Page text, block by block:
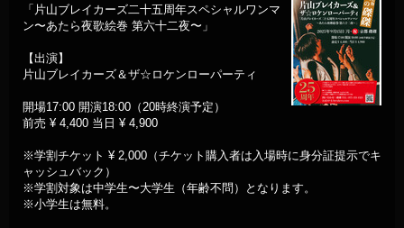
「片山ブレイカーズ二十五周年スペシャルワンマ
ン〜あたら夜歌絵巻 第六十二夜〜」
【出演】
片山ブレイカーズ＆ザ☆ロケンローパーティ
開場17:00 開演18:00（20時終演予定）
前売 ¥ 4,400 当日 ¥ 4,900
※学割チケット ¥ 2,000（チケット購入者は入場時に身分証提示でキ
ャッシュバック）
※学割対象は中学生〜大学生（年齢不問）となります。
※小学生は無料。